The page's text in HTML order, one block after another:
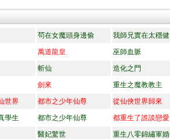
茍在女魔頭身邊偷 我師兄實在太穩健
萬道龍皇 巫師血脈
斬仙 造化之門
劍來 重生之魔教教主
世界 都市之少年仙尊 從仙俠世界歸來
學生 都市之少年仙尊 都重生了誰談戀愛
醫妃驚世 重生八零錦繡軍婚